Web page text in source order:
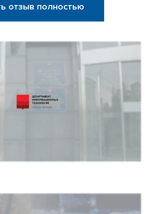
отзыв полностью